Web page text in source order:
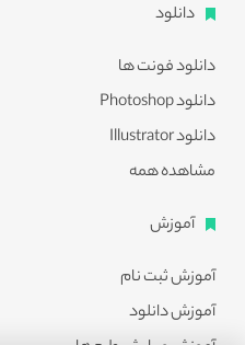
دانلود
دانلود فونت ها
دانلود Photoshop
دانلود Illustrator
مشاهده همه
آموزش
آموزش ثبت نام
آموزش دانلود